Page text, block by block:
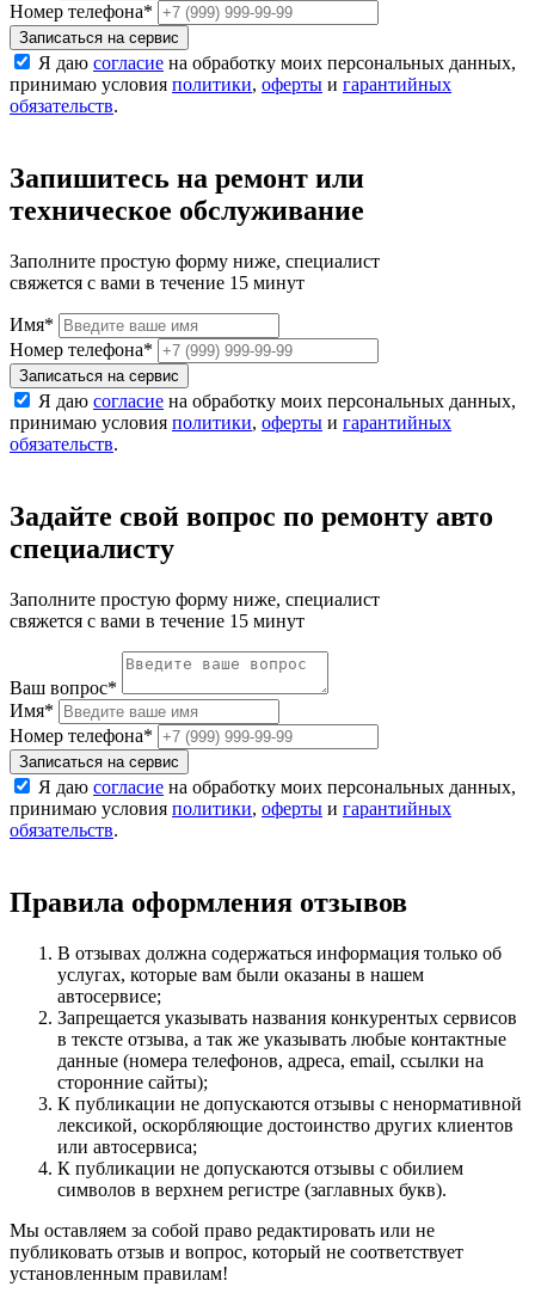
Номер телефона*
Записаться на сервис
Я даю согласие на обработку моих персональных данных,
принимаю условия политики, оферты и гарантийных
обязательств.
Запишитесь на ремонт или
техническое обслуживание
Заполните простую форму ниже, специалист
свяжется с вами в течение 15 минут
Имя*
Номер телефона*
Записаться на сервис
Я даю согласие на обработку моих персональных данных,
принимаю условия политики, оферты и гарантийных
обязательств.
Задайте свой вопрос по ремонту авто
специалисту
Заполните простую форму ниже, специалист
свяжется с вами в течение 15 минут
Ваш вопрос*
Имя*
Номер телефона*
Записаться на сервис
Я даю согласие на обработку моих персональных данных,
принимаю условия политики, оферты и гарантийных
обязательств.
Правила оформления отзывов
В отзывах должна содержаться информация только об
услугах, которые вам были оказаны в нашем
автосервисе;
Запрещается указывать названия конкурентых сервисов
в тексте отзыва, а так же указывать любые контактные
данные (номера телефонов, адреса, email, ссылки на
сторонние сайты);
К публикации не допускаются отзывы с ненормативной
лексикой, оскорбляющие достоинство других клиентов
или автосервиса;
К публикации не допускаются отзывы с обилием
символов в верхнем регистре (заглавных букв).
Мы оставляем за собой право редактировать или не
публиковать отзыв и вопрос, который не соответствует
установленным правилам!